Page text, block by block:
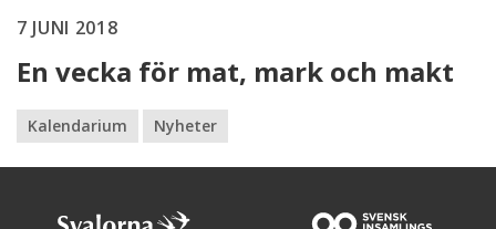
7 JUNI 2018
En vecka för mat, mark och makt
Kalendarium Nyheter